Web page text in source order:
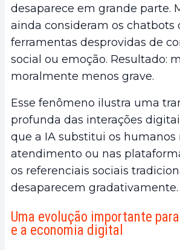
desaparece em grande parte.
ainda consideram os chatbots
ferramentas desprovidas de
social ou emoção. Resultado:
moralmente menos grave.
Esse fenômeno ilustra uma
profunda das interações
que a IA substitui os humanos
atendimento ou nas
os referenciais sociais
desaparecem gradativamente.
Uma evolução importante
e a economia digital